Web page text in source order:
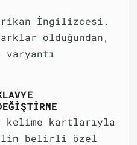
İngilizcesi.
olduğundan,
kelime kartlarıyla
dilin belirli özel